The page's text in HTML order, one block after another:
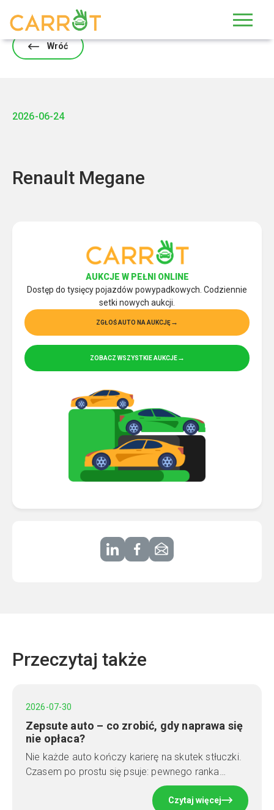
Wróć
2026-06-24
Renault Megane
AUKCJE W PEŁNI ONLINE
Dostęp do tysięcy pojazdów powypadkowych. Codziennie
setki nowych aukcji.
ZGŁOŚ AUTO NA AUKCJĘ
ZOBACZ WSZYSTKIE AUKCJE
Przeczytaj także
2026-07-30
Zepsute auto – co zrobić, gdy naprawa się
nie opłaca?
Nie każde auto kończy karierę na skutek stłuczki.
Czasem po prostu się psuje: pewnego ranka…
Czytaj więcej